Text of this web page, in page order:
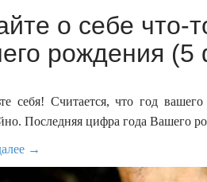
о себе что-
рождения (5
себя! Считается, что год
Последняя цифра года Вашего
→